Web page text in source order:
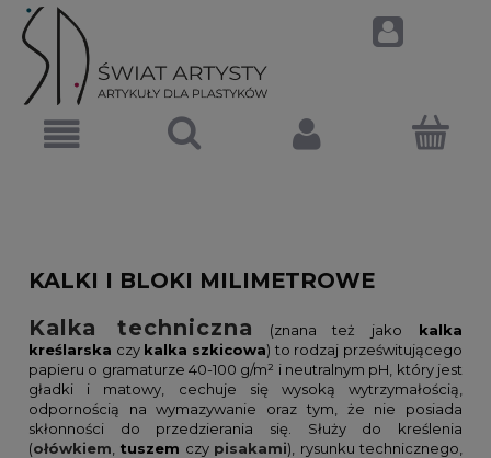
KALKI I BLOKI MILIMETROWE
Kalka techniczna
(znana też jako kalka
kreślarska czy kalka szkicowa) to rodzaj prześwitującego
papieru o gramaturze 40-100 g/m² i neutralnym pH, który jest
gładki i matowy, cechuje się wysoką wytrzymałością,
odpornością na wymazywanie oraz tym, że nie posiada
skłonności do przedzierania się. Służy do kreślenia
(ołówkiem tuszem czy pisakami), rysunku technicznego,